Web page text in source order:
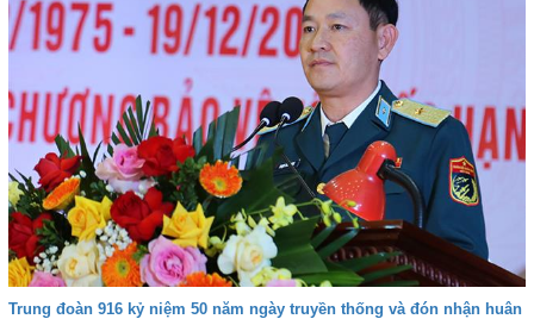
Trung đoàn 916 kỷ niệm 50 năm ngày truyền thống và đón nhận huân